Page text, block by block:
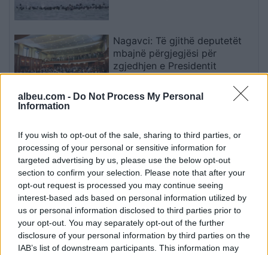
albeu.com - Do Not Process My Personal
Information
If you wish to opt-out of the sale, sharing to third parties, or
processing of your personal or sensitive information for
targeted advertising by us, please use the below opt-out
section to confirm your selection. Please note that after your
opt-out request is processed you may continue seeing
interest-based ads based on personal information utilized by
us or personal information disclosed to third parties prior to
your opt-out. You may separately opt-out of the further
disclosure of your personal information by third parties on the
IAB’s list of downstream participants. This information may
Nagavci: Të gjithë deputetët
mbajnë përgjegjësi për
zgjedhjen e Presidentit
ndryshme në Shkollën Verore
Ndërkombëtare